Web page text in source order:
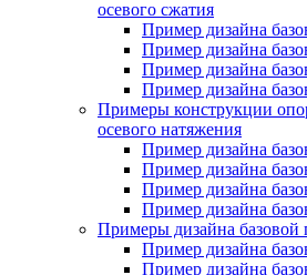
осевого сжатия
Пример дизайна
Пример дизайна
Пример дизайна
Пример дизайна
Примеры конструкции
осевого натяжения
Пример дизайна
Пример дизайна
Пример дизайна
Пример дизайна
Примеры дизайна базовой
Пример дизайна
Пример дизайна